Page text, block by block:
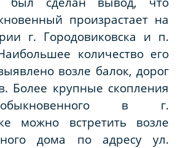
произрастает на
г. Городовиковска и п.
количество его
возле балок, дорог
Более крупные скопления
в г.
можно встретить возле
дома по адресу ул.